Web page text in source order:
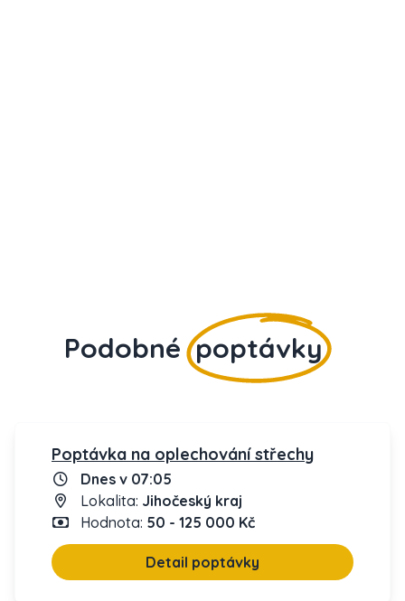
Podobné poptávky
Poptávka na oplechování střechy
Dnes v 07:05
Lokalita: Jihočeský kraj
Hodnota: 50 - 125 000 Kč
Detail poptávky